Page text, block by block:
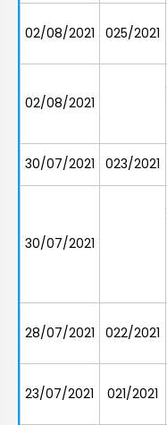
02/08/2021 025/2021
02/08/2021
30/07/2021
023/2021
30/07/2021
28/07/2021 022/2021
23/07/2021 021/2021